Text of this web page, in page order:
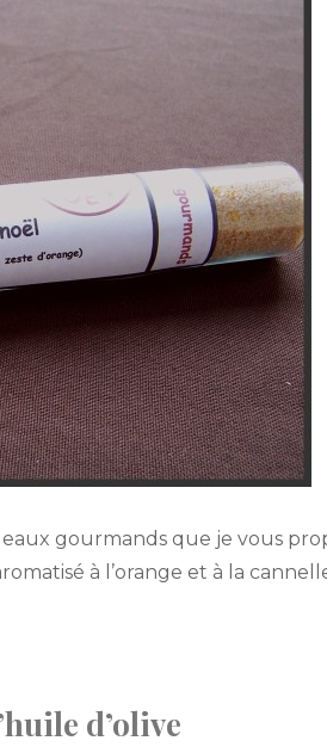
gourmands que je vous
à l’orange et à la
d’olive